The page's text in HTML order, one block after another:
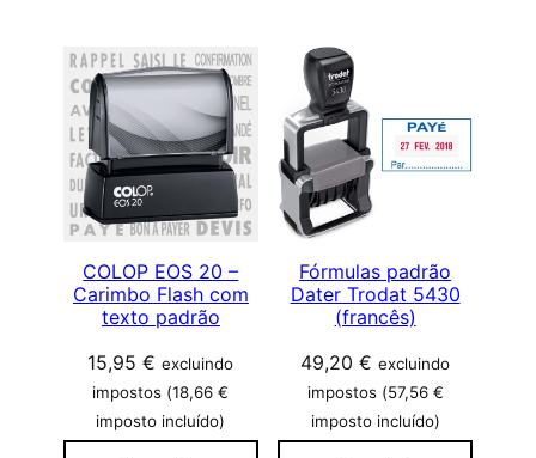
i
i
c
a
o
p
o
r
p
o
p
COLOP EOS 20 –
Carimbo Flash com
texto padrão
15,95€ excluindo
impostos (18,66€
imposto incluído)
Fórmulas padrão
Dater Trodat 5430
(francês)
49,20€ excluindo
impostos (57,56 €
imposto incluído)